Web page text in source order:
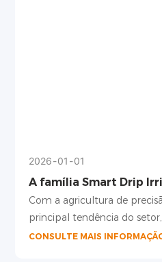
A família Smart Drip
vindas a novos
nova tendência em
Com a agricultura de
principal tendência do
irrigação por gotejamento
2026 01 01
CONSULTE MAIS